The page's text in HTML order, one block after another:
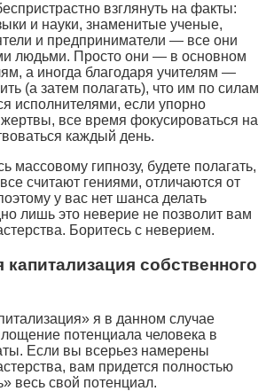
взглянуть на факты:
и науки, знаменитые ученые,
и предприниматели — все они
людьми. Просто они — в основном
а иногда благодаря учителям —
(а затем полагать), что им по силам
исполнителями, если упорно
жертвы, все время фокусироваться на
каждый день.
массовому гипнозу, будете полагать,
считают гениями, отличаются от
у вас нет шанса делать
лишь это неверие не позволит вам
Боритесь с неверием.
капитализация собственного
я в данном случае
потенциала человека в
Если вы всерьез намерены
вам придется полностью
весь свой потенциал.